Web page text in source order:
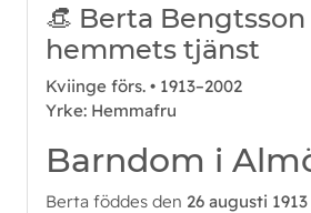
👒 Berta Bengtsson
hemmets tjänst
Kviinge förs. • 1913–2002
Yrke: Hemmafru
Barndom i
Berta föddes den 26 augusti 1913